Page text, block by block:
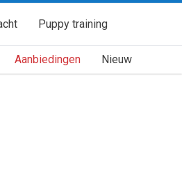
Puppy training
Nieuw
Aanbiedingen